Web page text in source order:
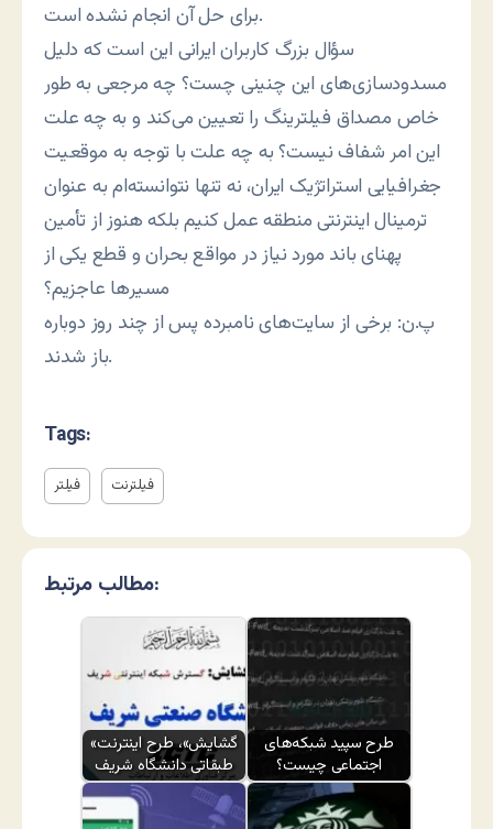
برای حل آن انجام نشده است.
سؤال بزرگ کاربران ایرانی این است که دلیل
مسدودسازی‌های این چنینی چست؟ چه مرجعی به طور
خاص مصداق فیلترینگ را تعیین می‌کند و به چه علت
این امر شفاف نیست؟ به چه علت با توجه به موقعیت
جغرافیایی استراتژیک ایران، نه تنها نتوانسته‌ام به عنوان
ترمینال اینترنتی منطقه عمل کنیم بلکه هنوز از تأمین
پهنای باند مورد نیاز در مواقع بحران و قطع یکی از
مسیرها عاجزیم؟
پ.ن: برخی از سایت‌های نامبرده پس از چند روز دوباره
باز شدند.
Tags:
فیلتر فیلترنت
مطالب مرتبط:
«گشایش»، طرح اینترنت
طبقاتی دانشگاه شریف
طرح سپید شبکه‌های
اجتماعی چیست؟